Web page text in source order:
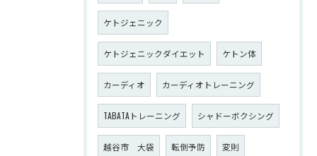
ケトジェニック
ケトジェニックダイエット ケトン体
カーディオ カーディオトレーニング
TABATAトレーニング シャドーボクシング
越谷市 大袋 転倒予防 変則